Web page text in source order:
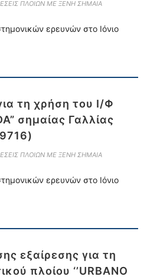
ΠΛΟΙΩΝ ΜΕ ΞΕΝΗ ΣΗΜΑΙΑ
ερευνών στο Ιόνιο
τη χρήση του Ι/Φ
σημαίας Γαλλίας
ΠΛΟΙΩΝ ΜΕ ΞΕΝΗ ΣΗΜΑΙΑ
ερευνών στο Ιόνιο
εξαίρεσης για τη
πλοίου ‘’URBANO